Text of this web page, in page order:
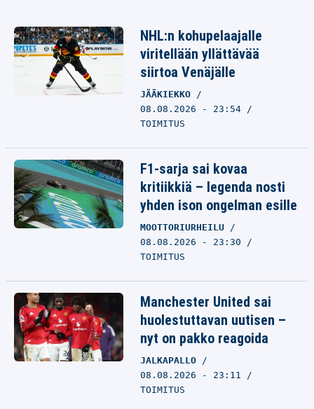
NHL:n kohupelaajalle
viritellään yllättävää
siirtoa Venäjälle
JÄÄKIEKKO
08.08.2026 - 23:54
TOIMITUS
F1-sarja sai kovaa
kritiikkiä – legenda nosti
yhden ison ongelman esille
MOOTTORIURHEILU
08.08.2026 - 23:30
TOIMITUS
Manchester United sai
huolestuttavan uutisen –
nyt on pakko reagoida
JALKAPALLO
08.08.2026 - 23:11
TOIMITUS